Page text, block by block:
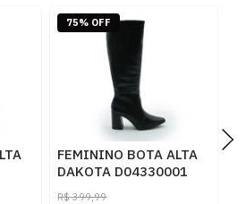
FEMININO BOTA ALTA
DAKOTA D04330001
PRETO
R$ 399,99
75% OFF